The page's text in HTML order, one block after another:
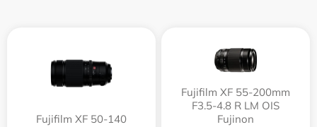
Fujifilm XF 50-140
Fujifilm XF 55-200mm
F3.5-4.8 R LM OIS
Fujinon